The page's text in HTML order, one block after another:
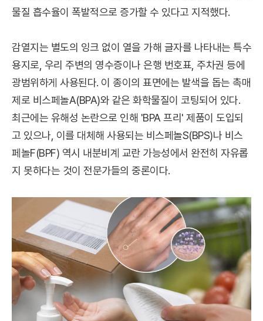
물질 흡수율이 폭발적으로 증가할 수 있다고 지적했다.
감열지는 별도의 잉크 없이 열을 가해 글자를 나타내는 특수
용지로, 우리 주변의 영수증이나 은행 번호표, 주차권 등에
광범위하게 사용된다. 이 종이의 표면에는 발색을 돕는 촉매
제로 비스페놀A(BPA)와 같은 화학물질이 코팅되어 있다.
최근에는 유해성 논란으로 인해 'BPA 프리' 제품이 도입되
고 있으나, 이를 대체해 사용되는 비스페놀S(BPS)나 비스
페놀F(BPF) 역시 내분비계 교란 가능성에서 완전히 자유롭
지 못하다는 것이 전문가들의 중론이다.